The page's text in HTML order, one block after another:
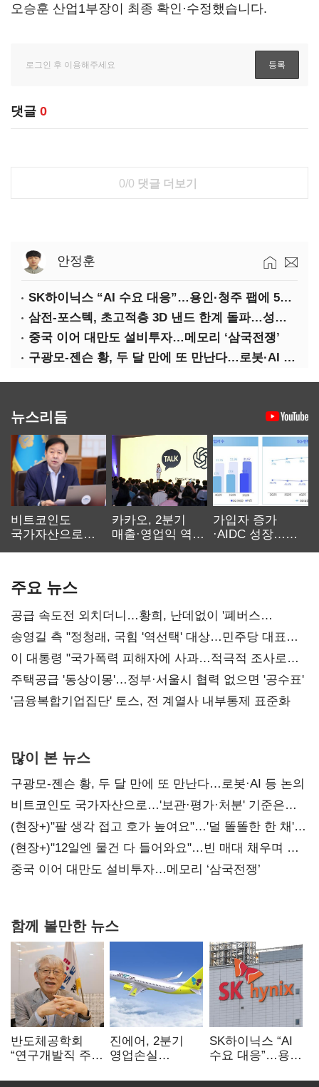
오승훈 산업1부장이 최종 확인·수정했습니다.
댓글 0
0/0 댓글 더보기
안정훈
SK하이닉스 “AI 수요 대응”…용인·청주 팹에 54조 투자
삼전-포스텍, 초고적층 3D 낸드 한계 돌파…성능·전력효율 개선
중국 이어 대만도 설비투자…메모리 ‘삼국전쟁’
구광모-젠슨 황, 두 달 만에 또 만난다…로봇·AI 등 논의
뉴스리듬
비트코인도
국가자산으로…'
카카오, 2분기
매출·영업익 역대
가입자 증가
·AIDC 성장…
주요 뉴스
공급 속도전 외치더니…황희, 난데없이 '폐버스
리모델링' 제안
송영길 측 "정청래, 국힘 '역선택' 대상…민주당 대표로
총선 지휘 못해"
이 대통령 "국가폭력 피해자에 사과…적극적 조사로
진실 밝혀야"
주택공급 '동상이몽'…정부·서울시 협력 없으면 '공수표'
'금융복합기업집단' 토스, 전 계열사 내부통제 표준화
많이 본 뉴스
구광모-젠슨 황, 두 달 만에 또 만난다…로봇·AI 등 논의
비트코인도 국가자산으로…'보관·평가·처분' 기준은
숙제
(현장+)"팔 생각 접고 호가 높여요"…'덜 똘똘한 한 채'
20억 키맞추기
(현장+)"12일엔 물건 다 들어와요"…빈 매대 채우며 문
연 홈플러스
중국 이어 대만도 설비투자…메모리 ‘삼국전쟁’
함께 볼만한 뉴스
반도체공학회
“연구개발직 주
개선해야”
진에어, 2분기
영업손실
상승 여파
SK하이닉스 “AI
수요 대응”…용인
투자